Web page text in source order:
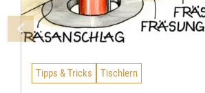
Tipps & Tricks Tischlern